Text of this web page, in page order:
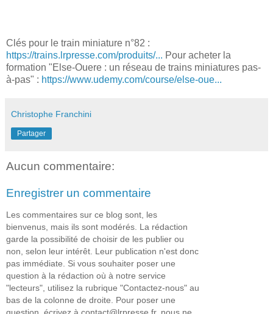
Clés pour le train miniature n°82 :
https://trains.lrpresse.com/produits/... Pour acheter la
formation "Else-Ouere : un réseau de trains miniatures pas-
à-pas" : https://www.udemy.com/course/else-oue...
Christophe Franchini
Partager
Aucun commentaire:
Enregistrer un commentaire
Les commentaires sur ce blog sont, les
bienvenus, mais ils sont modérés. La rédaction
garde la possibilité de choisir de les publier ou
non, selon leur intérêt. Leur publication n'est donc
pas immédiate. Si vous souhaiter poser une
question à la rédaction où à notre service
"lecteurs", utilisez la rubrique "Contactez-nous" au
bas de la colonne de droite. Pour poser une